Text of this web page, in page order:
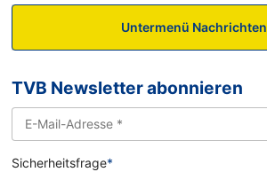
Untermenü Nachrichten
TVB Newsletter abonnieren
Sicherheitsfrage*